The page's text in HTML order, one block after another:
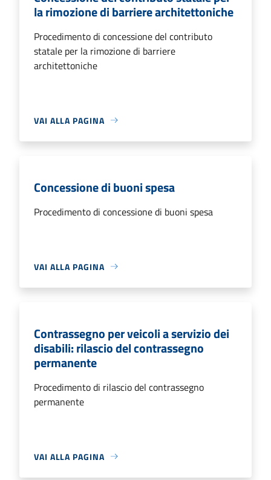
la rimozione di barriere architettoniche
Procedimento di concessione del contributo
statale per la rimozione di barriere
architettoniche
VAI ALLA PAGINA
Concessione di buoni spesa
Procedimento di concessione di buoni spesa
VAI ALLA PAGINA
Contrassegno per veicoli a servizio dei
disabili: rilascio del contrassegno
permanente
Procedimento di rilascio del contrassegno
permanente
VAI ALLA PAGINA